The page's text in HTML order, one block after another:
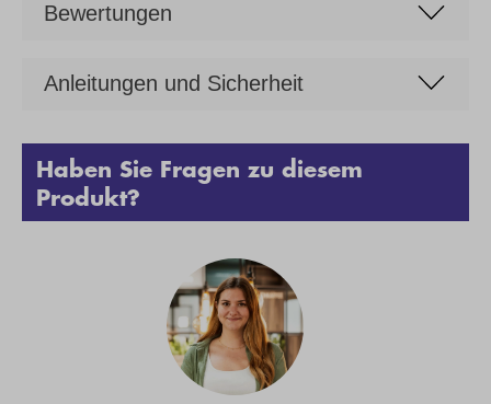
Bewertungen
Anleitungen und Sicherheit
Haben Sie Fragen zu diesem
Produkt?